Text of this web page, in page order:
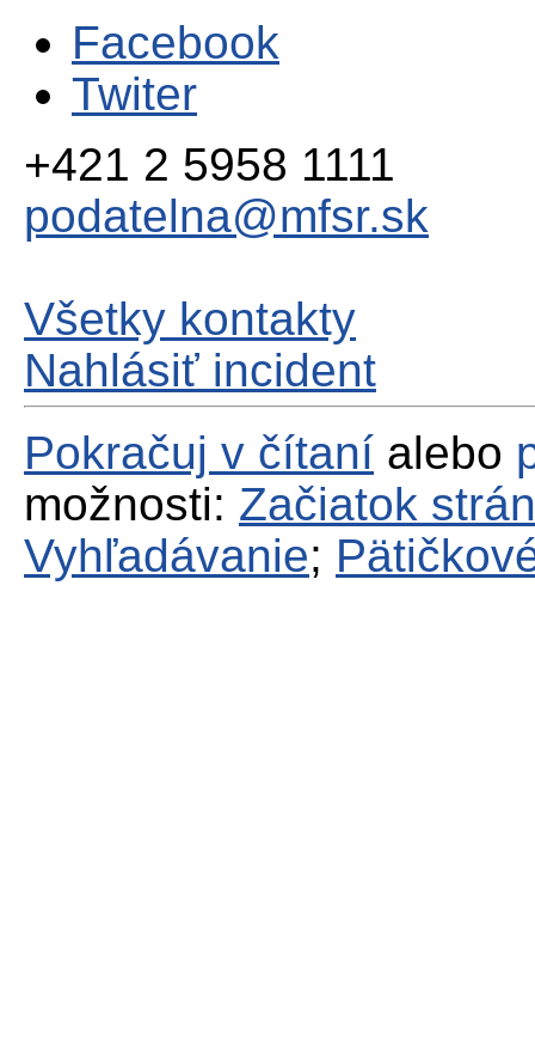
Facebook
Twiter
+421 2 5958 1111
podatelna@mfsr.sk
Všetky kontakty
Nahlásiť incident
Pokračuj v čítaní alebo
možnosti: Začiatok
Vyhľadávanie;